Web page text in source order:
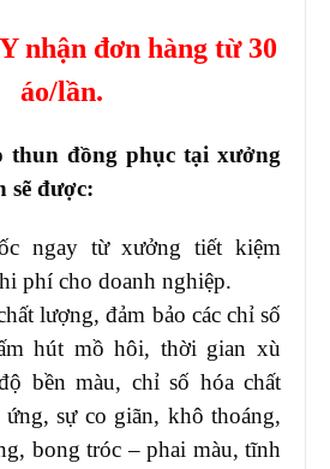
nhận đơn hàng từ 30
áo/lần.
thun đồng phục tại xưởng
sẽ được:
ngay từ xưởng tiết kiệm
phí cho doanh nghiệp.
lượng, đảm bảo các chỉ số
hút mồ hôi, thời gian xù
bền màu, chỉ số hóa chất
ứng, sự co giãn, khô thoáng,
bong tróc – phai màu, tĩnh